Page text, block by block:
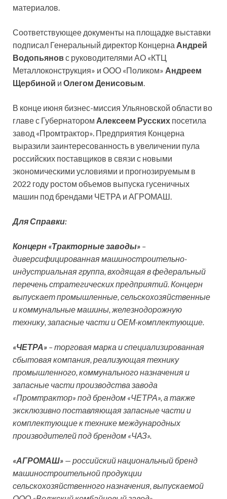
материалов.
Соответствующее документы на площадке выставки
подписал Генеральный директор Концерна Андрей
Водопьяновс руководителями АО «КТЦ
Металлоконструкция» и ООО «Поликом» Андреем
Щербиной и Олегом Денисовым
В конце июня бизнес-миссия Ульяновской области во
главе с Губернатором Алексеем Русских посетила
завод «Промтрактор». Предприятия Концерна
выразили заинтересованность в увеличении пула
российских поставщиков в связи с новыми
экономическими условиями и прогнозируемым в
2022 году ростом объемов выпуска гусеничных
машин под брендами ЧЕТРА и АГРОМАШ.
Для Справки:
Концерн «Тракторные заводы» –
диверсифицированная машиностроительно-
индустриальная группа, входящая в федеральный
перечень стратегических предприятий. Концерн
выпускает промышленные, сельскохозяйственные
и коммунальные машины, железнодорожную
технику, запасные части и ОЕМ-комплектующие.
«ЧЕТРА» – торговая марка и специализированная
сбытовая компания, реализующая технику
промышленного, коммунального назначения и
запасные части производства завода
«Промтрактор» под брендом «ЧЕТРА», а также
эксклюзивно поставляющая запасные части и
комплектующие к технике международных
производителей под брендом «ЧАЗ».
«АГРОМАШ» — российский национальный бренд
машиностроительной продукции
сельскохозяйственного назначения, выпускаемой